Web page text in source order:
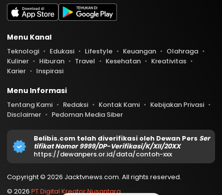
Menu Kanal
Teknologi Edukasi Lifestyle Keuangan
Olahraga
Kuliner
Hiburan Travel Kesehatan
Kreativitas
Karier
Inspirasi
Menu Informasi
Tentang Kami Redaksi Kontak Kami
Kebijakan Privasi
Disclaimer
Pedoman Media Siber
Belibis.com telah diverifikasi oleh Dewan Pers Ser
tifikat Nomor 9999/DP-Verifikasi/K/XII/20XX
https://dewanpers.or.id/data/contoh-xxx
Copyright © 2026 Jacktvnews.com. All rights reserved.
© 2026 PT Digital Kreator Nusantara